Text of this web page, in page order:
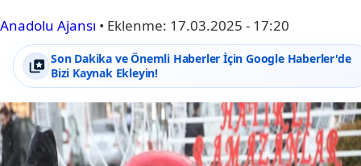
Anadolu Ajansı • Eklenme: 17.03.2025 - 17:20
Son Dakika ve Önemli Haberler İçin Google Haberler'de
Bizi Kaynak Ekleyin!